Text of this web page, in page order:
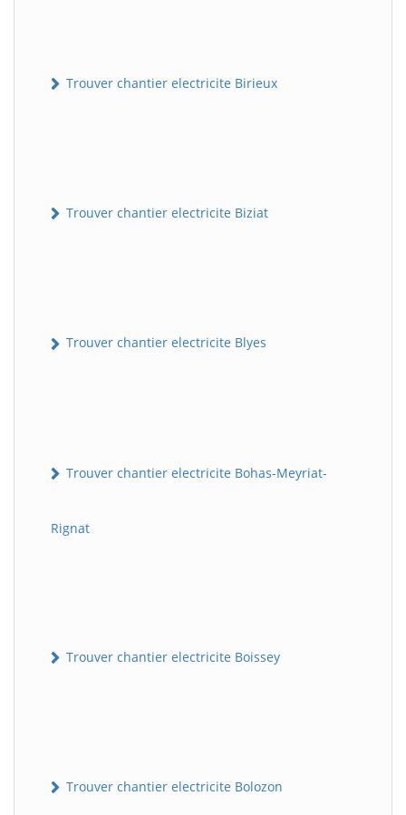
Trouver chantier electricite Birieux
Trouver chantier electricite Biziat
Trouver chantier electricite Blyes
Trouver chantier electricite Bohas-Meyriat-
Rignat
Trouver chantier electricite Boissey
Trouver chantier electricite Bolozon